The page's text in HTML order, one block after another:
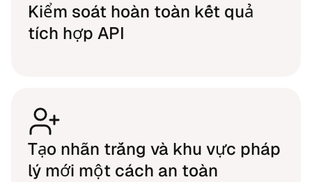
Kiểm soát hoàn toàn kết quả
tích hợp API
Tạo nhãn trắng và khu vực pháp
lý mới một cách an toàn